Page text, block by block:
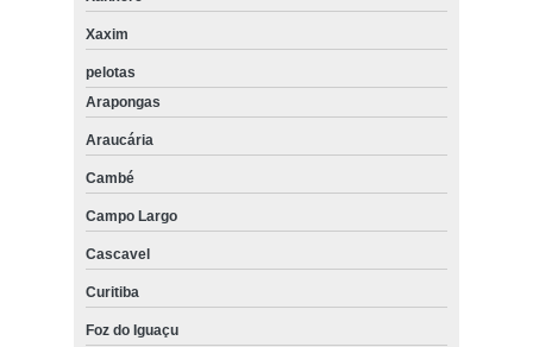
Xaxim
pelotas
Arapongas
Araucária
Cambé
Campo Largo
Cascavel
Curitiba
Foz do Iguaçu